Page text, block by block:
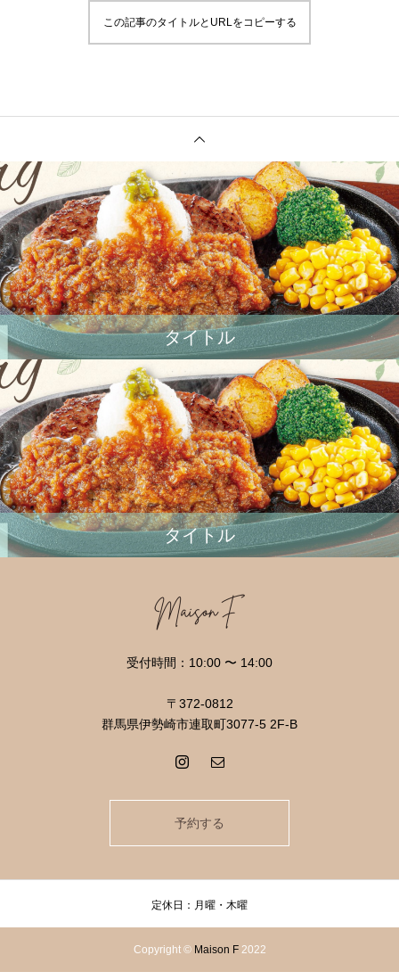
この記事のタイトルとURLをコピーする
タイトル
タイトル
受付時間：10:00 〜 14:00
〒372-0812
群馬県伊勢崎市連取町3077-5 2F-B
予約する
定休日：月曜・木曜
Copyright © Maison F2022